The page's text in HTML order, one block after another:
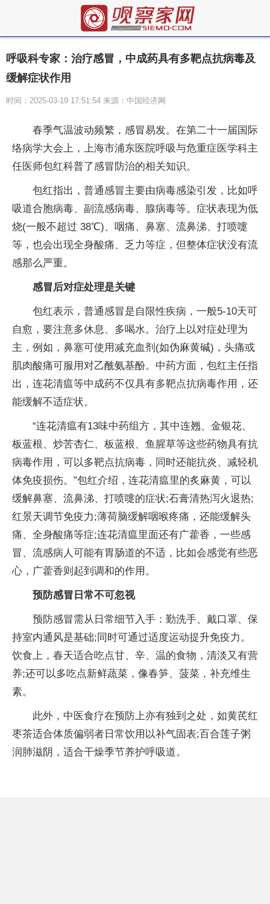
呼吸科专家：治疗感冒，中成药具有多靶点抗病毒及
缓解症状作用
时间：2025-03-19 17:51:54 来源：中国经济网
春季气温波动频繁，感冒易发。在第二十一届国际
络病学大会上，上海市浦东医院呼吸与危重症医学科主
任医师包红科普了感冒防治的相关知识。
包红指出，普通感冒主要由病毒感染引发，比如呼
吸道合胞病毒、副流感病毒、腺病毒等。症状表现为低
烧(一般不超过 38℃)、咽痛、鼻塞、流鼻涕、打喷嚏
等，也会出现全身酸痛、乏力等症，但整体症状没有流
感那么严重。
感冒后对症处理是关键
包红表示，普通感冒是自限性疾病，一般5-10天可
自愈，要注意多休息、多喝水。治疗上以对症处理为
主，例如，鼻塞可使用减充血剂(如伪麻黄碱)，头痛或
肌肉酸痛可服用对乙酰氨基酚。中药方面，包红主任指
出，连花清瘟等中成药不仅具有多靶点抗病毒作用，还
能缓解不适症状。
“连花清瘟有13味中药组方，其中连翘、金银花、
板蓝根、炒苦杏仁、板蓝根、鱼腥草等这些药物具有抗
病毒作用，可以多靶点抗病毒，同时还能抗炎、减轻机
体免疫损伤。”包红介绍，连花清瘟里的炙麻黄，可以
缓解鼻塞、流鼻涕、打喷嚏的症状;石膏清热泻火退热;
红景天调节免疫力;薄荷脑缓解咽喉疼痛，还能缓解头
痛、全身酸痛等症;连花清瘟里面还有广藿香，一些感
冒、流感病人可能有胃肠道的不适，比如会感觉有些恶
心，广藿香则起到调和的作用。
预防感冒日常不可忽视
预防感冒需从日常细节入手：勤洗手、戴口罩、保
持室内通风是基础;同时可通过适度运动提升免疫力。
饮食上，春天适合吃点甘、辛、温的食物，清淡又有营
养;还可以多吃点新鲜蔬菜，像春笋、菠菜，补充维生
素。
此外，中医食疗在预防上亦有独到之处，如黄芪红
枣茶适合体质偏弱者日常饮用以补气固表;百合莲子粥
润肺滋阴，适合干燥季节养护呼吸道。